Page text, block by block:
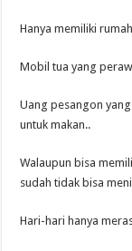
Hanya memiliki
Mobil tua yang
Uang pesangon
untuk makan..
Walaupun bisa
sudah tidak bisa
Hari-hari hanya